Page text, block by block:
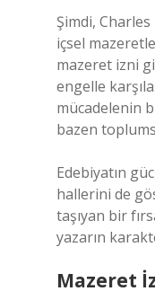
Şimdi,
içsel
mazeret izni
engelle
mücadelenin
bazen
Edebiyatın
hallerini de
taşıyan bir
yazarın
Mazeret